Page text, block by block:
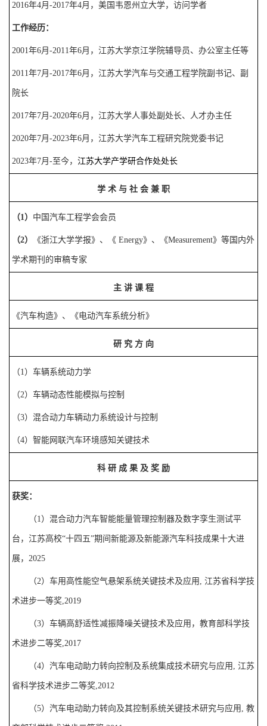
2016年4月 -2017年4月，美国韦恩州立大学，访问学者
工作经历：
2001年6月 -2011年6月， 江苏大学京江学院辅导员、办公室主任等
2011年7月 -2017年6月， 江苏大学汽车与交通工程学院副书记、副
院长
2017年7月 -2020年6月，江苏大学人事处副处长、人才办主任
2020年7月 -2023年6月，江苏大学汽车工程研究院党委书记
2023年7月 -至今， 江苏大学产学研合作处处长
学 术 与 社 会 兼 职
（1） 中国汽车工程学会会员
（2） 《浙江大学学报》、《 Energy》 、《Measurement》 等国内外
学术期刊的审稿专家
主 讲 课 程
《汽车构造》 、 《电动汽车系统分析》
研 究 方 向
（1） 车辆系统动力学
（2） 车辆动态性能模拟与控制
（3） 混合动力车辆动力系统设计与控制
（4）智能网联汽车环境感知关键技术
科 研 成 果 及 奖 励
获奖：
（1）混合动力汽车智能能量管理控制器及数字孪生测试平
台，江苏高校“十四五”期间新能源及新能源汽车科技成果十大进
展， 2025
（2）车用高性能空气悬架系统关键技术及应用 , 江苏省科学技
术进步一等奖,2019
（3）车辆高舒适性减振降噪关键技术及应用， 教育部科学技
术进步二等奖,2017
（4） 汽车电动助力转向控制及系统集成技术研究与应用 , 江苏
省科学技术进步二等奖,2012
（5） 汽车电动助力转向及其控制系统关键技术研究与应用 , 教